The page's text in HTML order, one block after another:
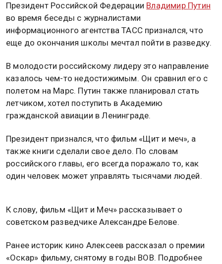
Президент Российской Федерации Владимир Путин
во время беседы с журналистами
информационного агентства ТАСС признался, что
еще до окончания школы мечтал пойти в разведку.
В молодости российскому лидеру это направление
казалось чем-то недостижимым. Он сравнил его с
полетом на Марс. Путин также планировал стать
летчиком, хотел поступить в Академию
гражданской авиации в Ленинграде.
Президент признался, что фильм «Щит и меч», а
также книги сделали свое дело. По словам
российского главы, его всегда поражало то, как
один человек может управлять тысячами людей.
К слову, фильм «Щит и Меч» рассказывает о
советском разведчике Александре Белове.
Ранее историк кино Алексеев рассказал о премии
«Оскар» фильму, снятому в годы ВОВ. Подробнее